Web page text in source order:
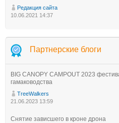
Редакция сайта
10.06.2021 14:37
Партнерские блоги
BIG CANOPY CAMPOUT 2023
гамаководства
TreeWalkers
21.06.2023 13:59
Снятие зависшего в кроне дрона